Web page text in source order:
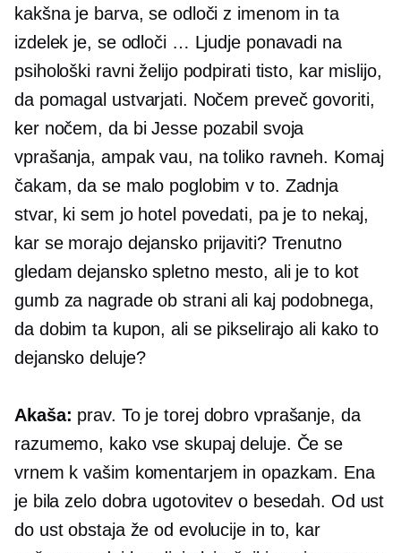
kakšna je barva, se odloči z imenom in ta
izdelek je, se odloči … Ljudje ponavadi na
psihološki ravni želijo podpirati tisto, kar mislijo,
da pomagal ustvarjati. Nočem preveč govoriti,
ker nočem, da bi Jesse pozabil svoja
vprašanja, ampak vau, na toliko ravneh. Komaj
čakam, da se malo poglobim v to. Zadnja
stvar, ki sem jo hotel povedati, pa je to nekaj,
kar se morajo dejansko prijaviti? Trenutno
gledam dejansko spletno mesto, ali je to kot
gumb za nagrade ob strani ali kaj podobnega,
da dobim ta kupon, ali se pikselirajo ali kako to
dejansko deluje?
Akaša: prav. To je torej dobro vprašanje, da
razumemo, kako vse skupaj deluje. Če se
vrnem k vašim komentarjem in opazkam. Ena
je bila zelo dobra ugotovitev o besedah. Od ust
do ust obstaja že od evolucije in to, kar